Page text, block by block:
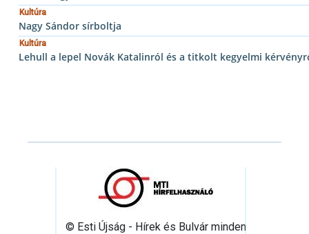
Kultúra
Nagy Sándor sírboltja
Kultúra
Lehull a lepel Novák Katalinról és a titkolt kegyelmi
© Esti Újság - Hírek és Bulvár minden